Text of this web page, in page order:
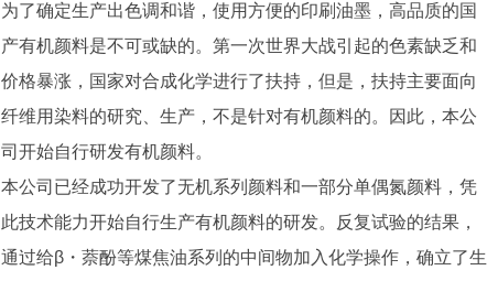
为了确定生产出色调和谐，使用方便的印刷油墨，高品质的国
产有机颜料是不可或缺的。第一次世界大战引起的色素缺乏和
价格暴涨，国家对合成化学进行了扶持，但是，扶持主要面向
纤维用染料的研究、生产，不是针对有机颜料的。因此，本公
司开始自行研发有机颜料。
本公司已经成功开发了无机系列颜料和一部分单偶氮颜料，凭
此技术能力开始自行生产有机颜料的研发。反复试验的结果，
通过给β・萘酚等煤焦油系列的中间物加入化学操作，确立了生